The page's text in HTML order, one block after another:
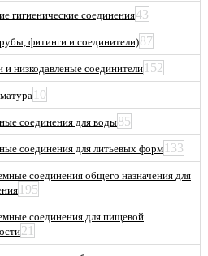
гигиенические соединения43
фитинги и соединители)87
и низкодавленые соединители 152
10
соединения для воды85
соединения для литьевых форм 133
соединения общего назначения для
195
соединения для пищевой
21